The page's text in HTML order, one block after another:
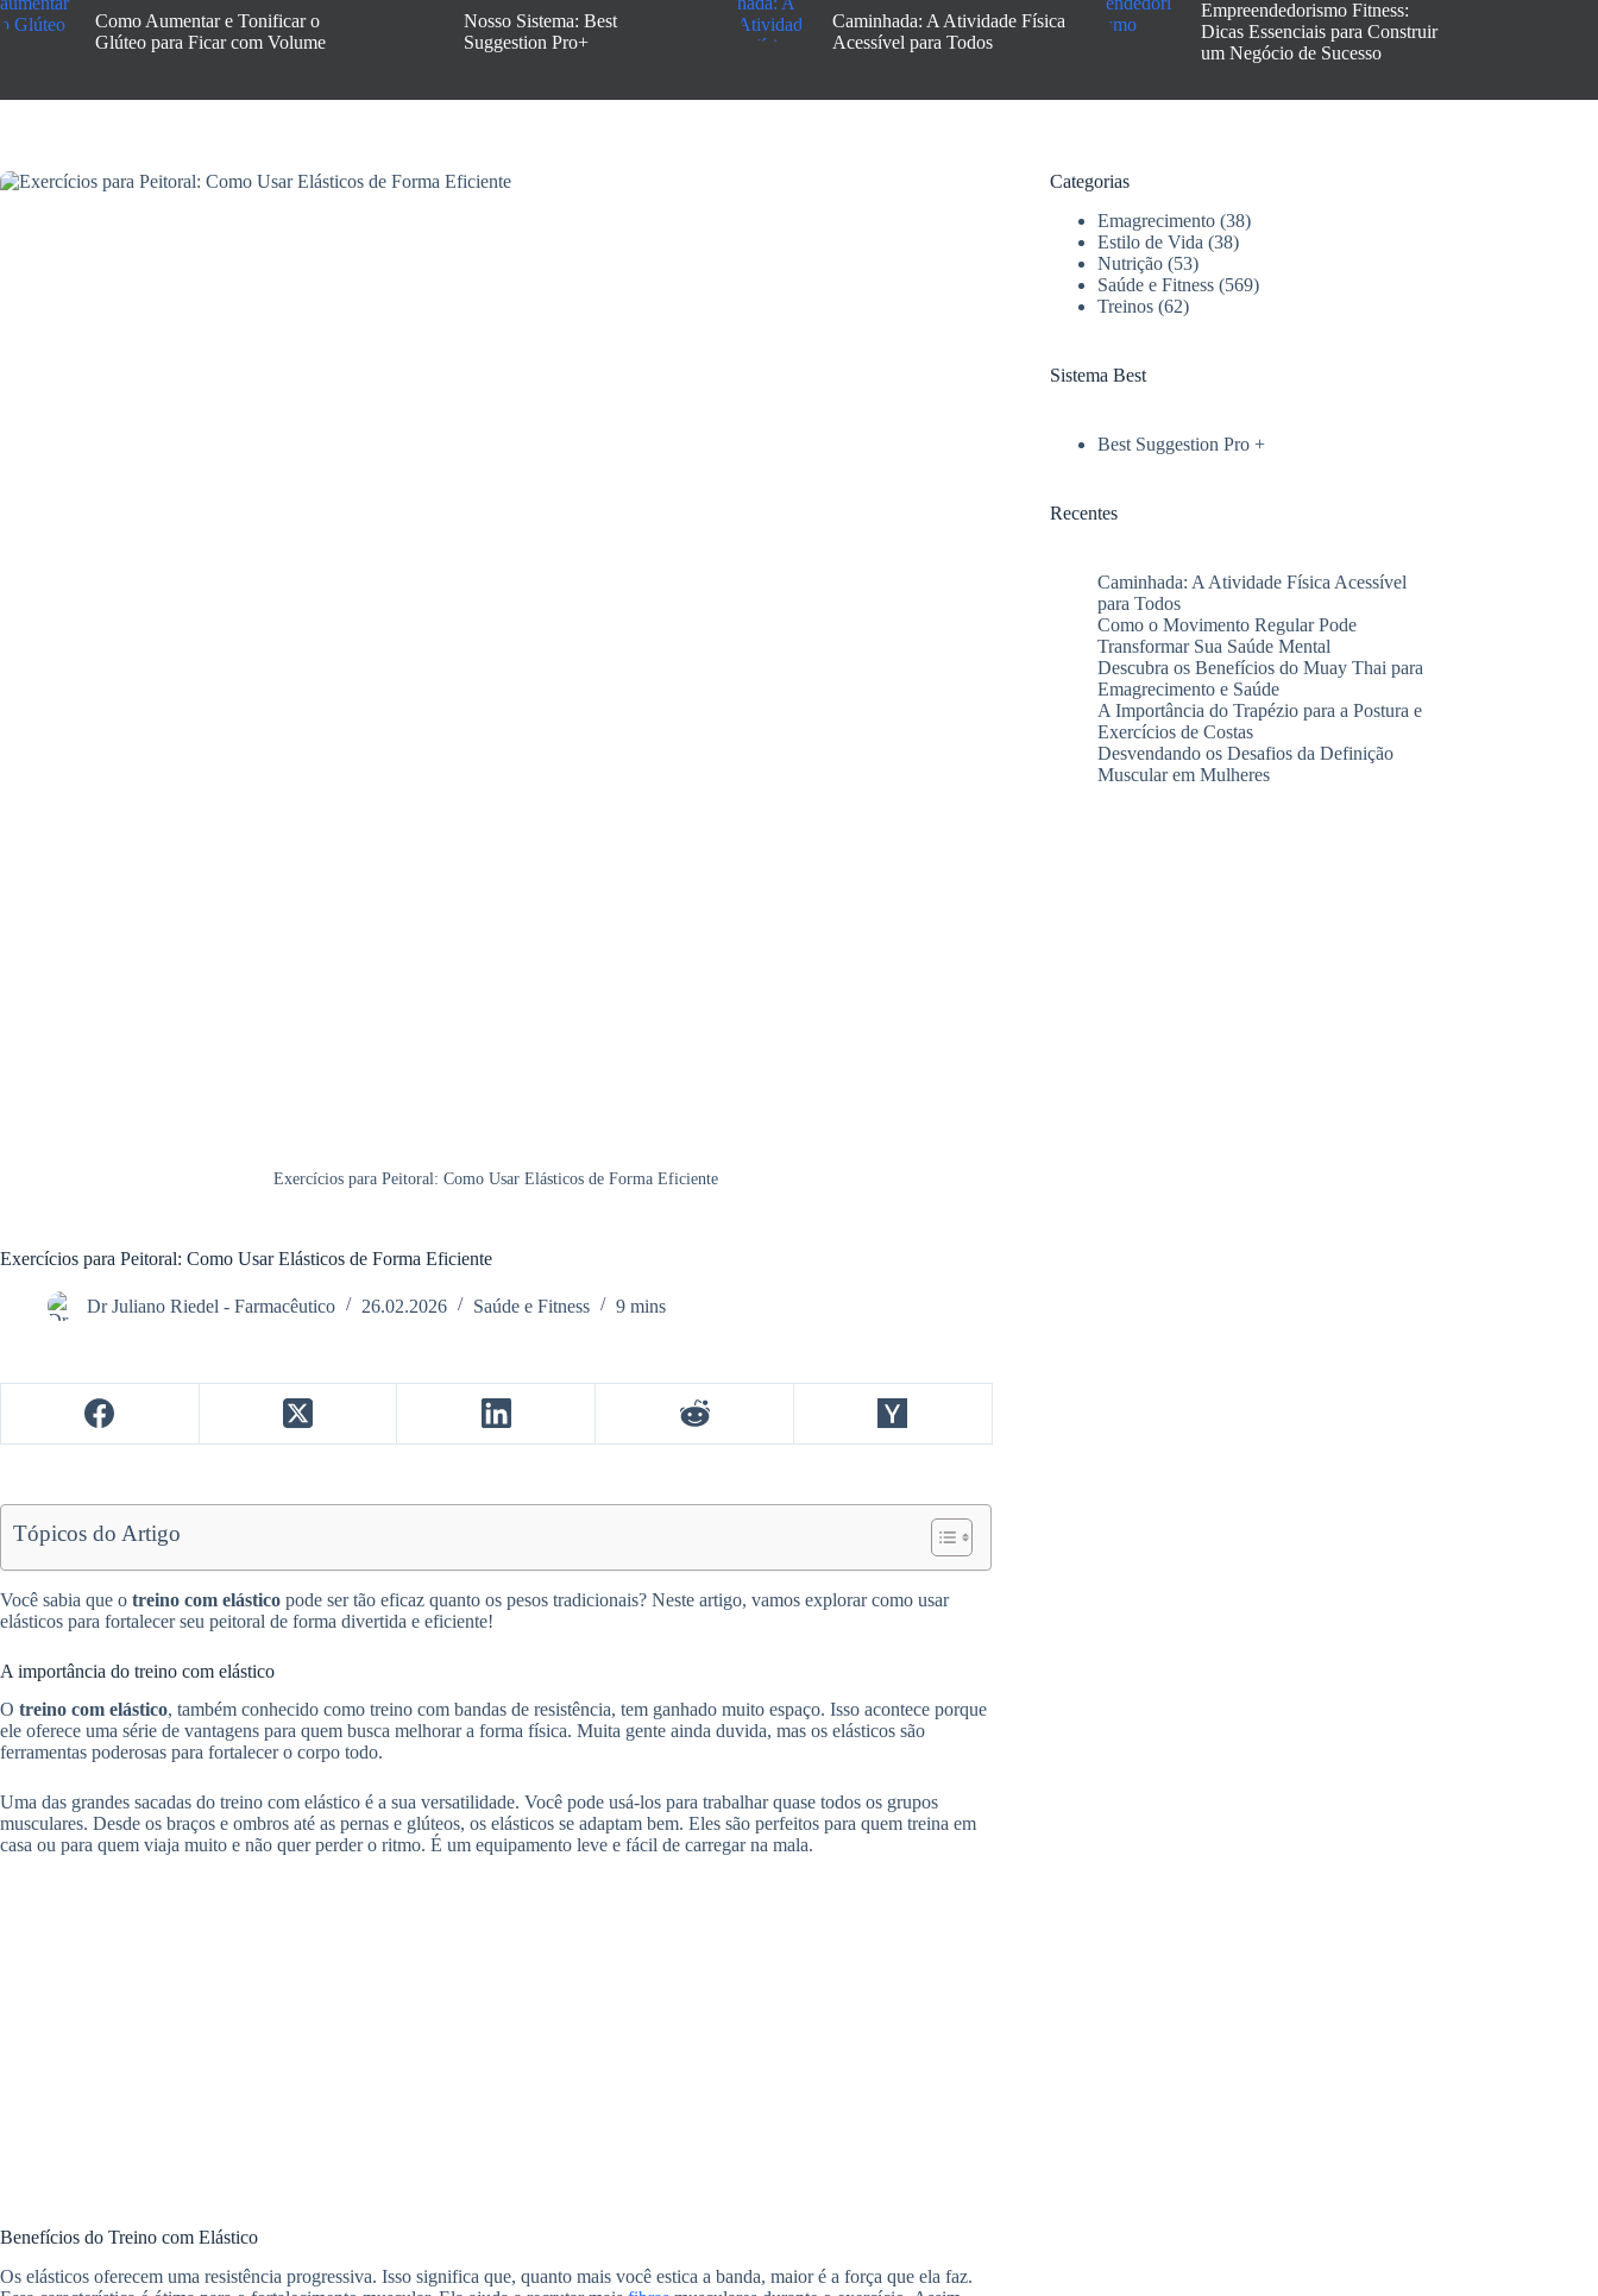
Como Aumentar e Tonificar o
Glúteo para Ficar com Volume
Nosso Sistema: Best
Suggestion Pro+
Caminhada: A Atividade Física
Acessível para Todos
Empreendedorismo Fitness:
Dicas Essenciais para Construir
um Negócio de Sucesso
Exercícios para Peitoral: Como Usar Elásticos de Forma Eficiente
Exercícios para Peitoral: Como Usar Elásticos de Forma Eficiente
Dr Juliano Riedel - Farmacêutico 26.02.2026 Saúde e Fitness 9 mins
Tópicos do Artigo
Você sabia que o treino com elástico pode ser tão eficaz quanto os pesos tradicionais? Neste artigo, vamos explorar como usar
elásticos para fortalecer seu peitoral de forma divertida e eficiente!
A importância do treino com elástico
O treino com elástico, também conhecido como treino com bandas de resistência, tem ganhado muito espaço. Isso acontece porque
ele oferece uma série de vantagens para quem busca melhorar a forma física. Muita gente ainda duvida, mas os elásticos são
ferramentas poderosas para fortalecer o corpo todo.
Uma das grandes sacadas do treino com elástico é a sua versatilidade. Você pode usá-los para trabalhar quase todos os grupos
musculares. Desde os braços e ombros até as pernas e glúteos, os elásticos se adaptam bem. Eles são perfeitos para quem treina em
casa ou para quem viaja muito e não quer perder o ritmo. É um equipamento leve e fácil de carregar na mala.
Benefícios do Treino com Elástico
Os elásticos oferecem uma resistência progressiva. Isso significa que, quanto mais você estica a banda, maior é a força que ela faz.
Categorias
Emagrecimento (38)
Estilo de Vida (38)
Nutrição (53)
Saúde e Fitness (569)
Treinos (62)
Sistema Best
Best Suggestion Pro +
Recentes
Caminhada: A Atividade Física Acessível
para Todos
Como o Movimento Regular Pode
Transformar Sua Saúde Mental
Descubra os Benefícios do Muay Thai para
Emagrecimento e Saúde
A Importância do Trapézio para a Postura e
Exercícios de Costas
Desvendando os Desafios da Definição
Muscular em Mulheres